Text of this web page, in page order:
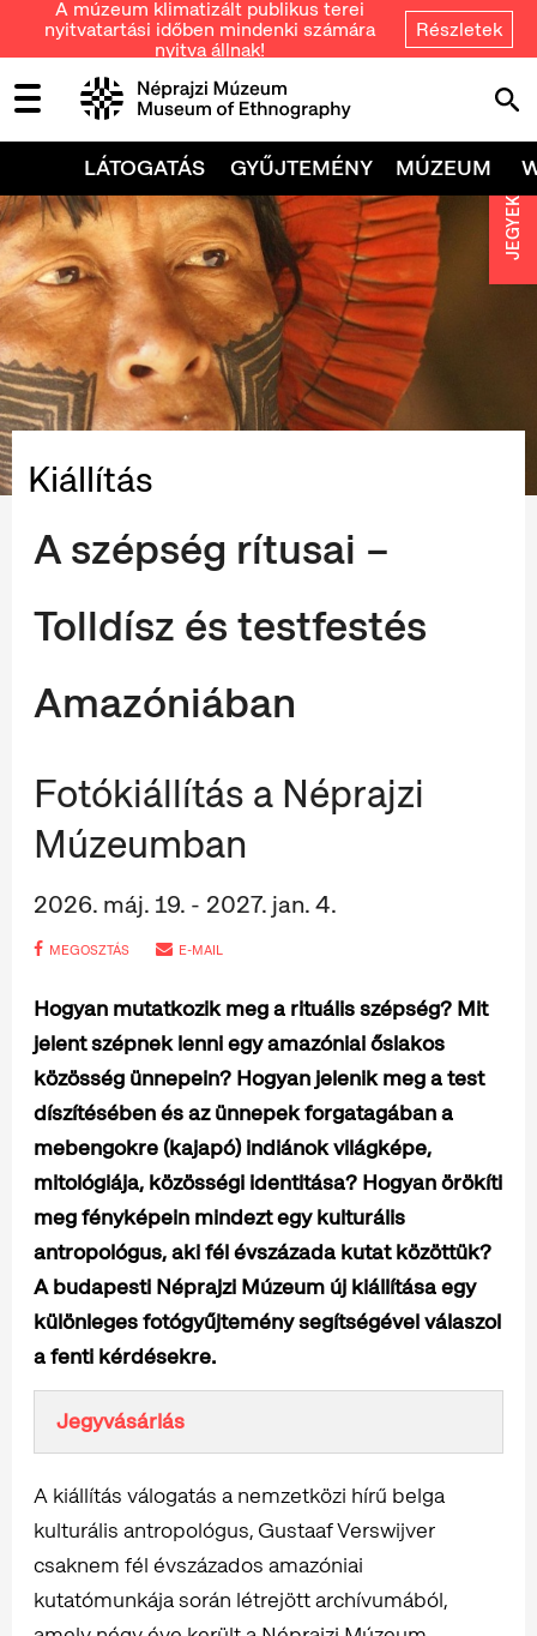
A múzeum klimatizált publikus terei
nyitvatartási időben mindenki számára
nyitva állnak!
Részletek
LÁTOGATÁS GYŰJTEMÉNY MÚZEUM
Kiállítás
A szépség rítusai –
Tolldísz és testfestés
Amazóniában
Fotókiállítás a Néprajzi
Múzeumban
2026. máj. 19. - 2027. jan. 4.
MEGOSZTÁS E-MAIL
Hogyan mutatkozik meg a rituális szépség? Mit
jelent szépnek lenni egy amazóniai őslakos
közösség ünnepein? Hogyan jelenik meg a test
díszítésében és az ünnepek forgatagában a
mebengokre (kajapó) indiánok világképe,
mitológiája, közösségi identitása? Hogyan örökíti
meg fényképein mindezt egy kulturális
antropológus, aki fél évszázada kutat közöttük?
A budapesti Néprajzi Múzeum új kiállítása egy
különleges fotógyűjtemény segítségével válaszol
a fenti kérdésekre.
Jegyvásárlás
A kiállítás válogatás a nemzetközi hírű belga
kulturális antropológus, Gustaaf Verswijver
csaknem fél évszázados amazóniai
kutatómunkája során létrejött archívumából,
JEGYEK